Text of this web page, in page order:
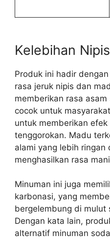
Kelebihan
Produk ini hadir
rasa jeruk nipis dan
memberikan rasa
cocok untuk
untuk memberikan
tenggorokan. Madu
alami yang lebih ringan
menghasilkan rasa
Minuman ini juga
karbonasi, yang
bergelembung di mulut
Dengan kata lain,
alternatif minuman